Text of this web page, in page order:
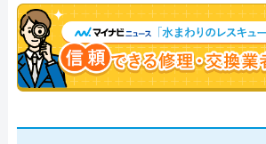
決。多くのお客様に信頼され
ャリスト。